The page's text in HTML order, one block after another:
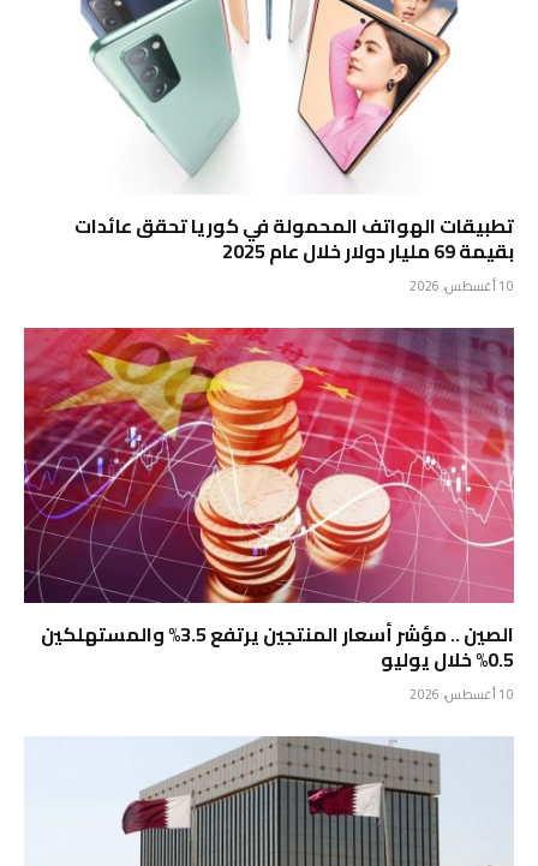
تطبيقات الهواتف المحمولة في كوريا تحقق عائدات
بقيمة 69 مليار دولار خلال عام 2025
10 أغسطس، 2026
الصين .. مؤشر أسعار المنتجين يرتفع 3.5% والمستهلكين
0.5% خلال يوليو
10 أغسطس، 2026